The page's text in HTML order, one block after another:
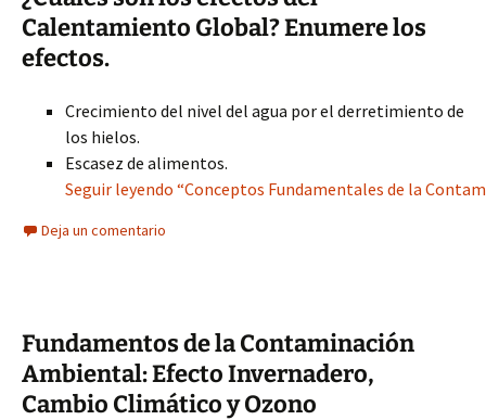
Calentamiento Global? Enumere los
efectos.
Crecimiento del nivel del agua por el derretimiento de
los hielos.
Escasez de alimentos.
Seguir leyendo “Conceptos Fundamentales de la
Deja un comentario
Fundamentos de la Contaminación
Ambiental: Efecto Invernadero,
Cambio Climático y Ozono